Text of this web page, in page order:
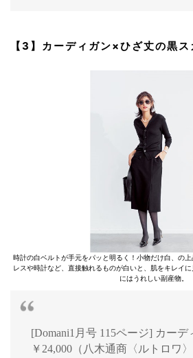
【3】カーディガン×ひざ丈の黒ス
時計の白ベルトが手元をパッと明るく！小物だけ白、の
レスや時計など、直接触れるものが白いと、肌をキレイ
にはうれしい副産物。
[Domani1月号 115ページ] カーデ
￥24,000（八木通商〈ルトロワ